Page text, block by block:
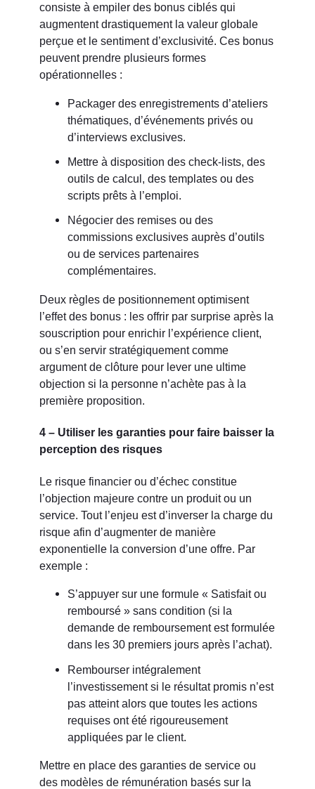
consiste à empiler des bonus ciblés qui
augmentent drastiquement la valeur globale
perçue et le sentiment d’exclusivité. Ces bonus
peuvent prendre plusieurs formes
opérationnelles :
Packager des enregistrements d’ateliers
thématiques, d’événements privés ou
d’interviews exclusives.
Mettre à disposition des check-lists, des
outils de calcul, des templates ou des
scripts prêts à l’emploi.
Négocier des remises ou des
commissions exclusives auprès d’outils
ou de services partenaires
complémentaires.
Deux règles de positionnement optimisent
l’effet des bonus : les offrir par surprise après la
souscription pour enrichir l’expérience client,
ou s’en servir stratégiquement comme
argument de clôture pour lever une ultime
objection si la personne n’achète pas à la
première proposition.
4 – Utiliser les garanties pour faire baisser la
perception des risques
Le risque financier ou d’échec constitue
l’objection majeure contre un produit ou un
service. Tout l’enjeu est d’inverser la charge du
risque afin d’augmenter de manière
exponentielle la conversion d’une offre. Par
exemple :
S’appuyer sur une formule « Satisfait ou
remboursé » sans condition (si la
demande de remboursement est formulée
dans les 30 premiers jours après l’achat).
Rembourser intégralement
l’investissement si le résultat promis n’est
pas atteint alors que toutes les actions
requises ont été rigoureusement
appliquées par le client.
Mettre en place des garanties de service ou
des modèles de rémunération basés sur la